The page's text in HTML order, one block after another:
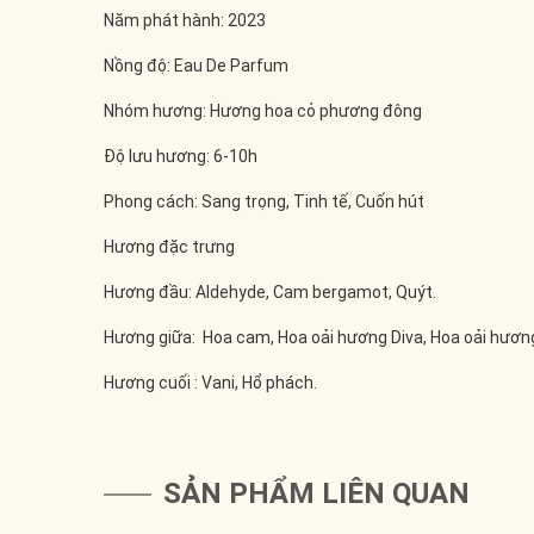
Năm phát hành: 2023
Nồng độ: Eau De Parfum
Nhóm hương: Hương hoa cỏ phương đông
Độ lưu hương: 6-10h
Phong cách: Sang trọng, Tinh tế, Cuốn hút
Hương đặc trưng
Hương đầu: Aldehyde, Cam bergamot, Quýt.
Hương giữa: Hoa cam, Hoa oải hương Diva, Hoa oải
Hương cuối : Vani, Hổ phách.
SẢN PHẨM LIÊN QUAN